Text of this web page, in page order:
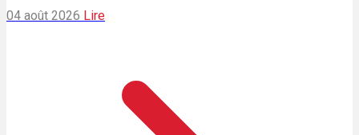
04 août 2026 Lire